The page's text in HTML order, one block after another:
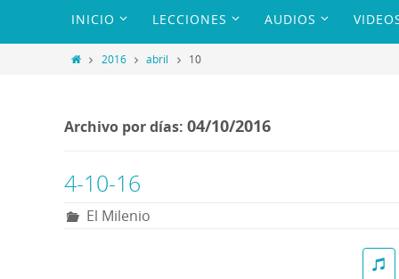
INICIO LECCIONES AUDIOS
2016 abril 10
Archivo por días: 04/10/2016
4-10-16
El Milenio